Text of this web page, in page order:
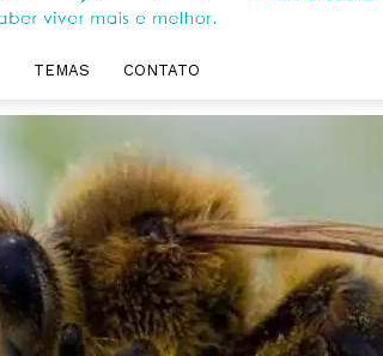
Saber
Viver
TEMAS CONTATO